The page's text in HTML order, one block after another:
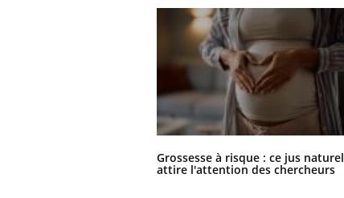
Grossesse à risque : ce jus naturel
attire l'attention des chercheurs